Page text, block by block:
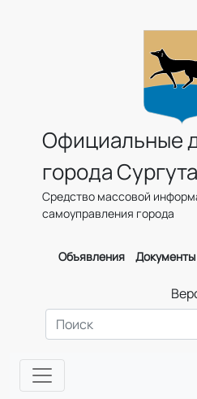
Официальные
города Сургута
Средство массовой
самоуправления города
Объявления Документы